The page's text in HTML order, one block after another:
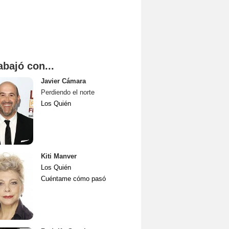
con...
Javier Cámara
Perdiendo el norte
Los Quién
Kiti Manver
Los Quién
Cuéntame cómo pasó